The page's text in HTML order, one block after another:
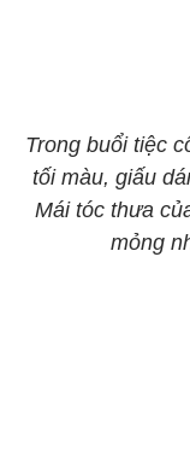
Trong buổi tiệc
tối màu, giấu
Mái tóc thưa
mỏng